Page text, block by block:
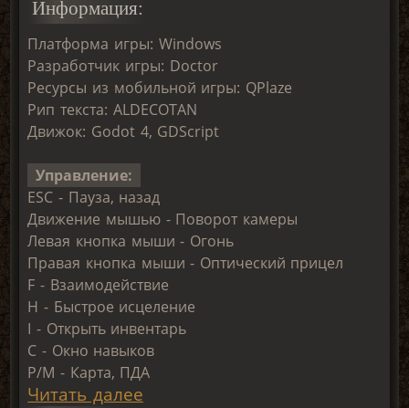
Информация:
Платформа игры: Windows
Разработчик игры: Doctor
Реcурсы из мобильной игры: QPlaze
Рип текста: ALDECOTAN
Движок: Godot 4, GDScript
Управление:
ESC - Пауза, назад
Движение мышью - Поворот камеры
Левая кнопка мыши - Огонь
Правая кнопка мыши - Оптический прицел
F - Взаимодействие
H - Быстрое исцеление
I - Открыть инвентарь
C - Окно навыков
P/M - Карта, ПДА
Читать далее